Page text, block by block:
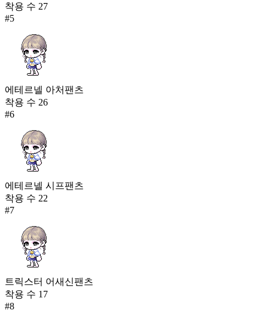
착용 수 27
#5
에테르넬 아처팬츠
착용 수 26
#6
에테르넬 시프팬츠
착용 수 22
#7
트릭스터 어새신팬츠
착용 수 17
#8